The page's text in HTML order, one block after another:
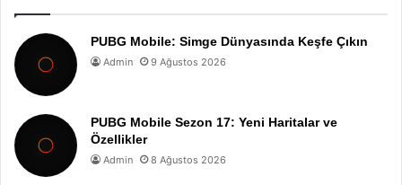
PUBG Mobile: Simge Dünyasında Keşfe Çıkın
Admin 9 Ağustos 2026
PUBG Mobile Sezon 17: Yeni Haritalar ve
Özellikler
Admin 8 Ağustos 2026